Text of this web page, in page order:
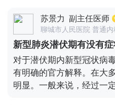
同，病情有所不同，有的
痰，畏寒怕冷或者胸闷、
去医院检查就诊，及时治疗
苏景力 副主任医师
聊城市人民医院 普通内
新型肺炎潜伏期有没有症
对于潜伏期内新型冠状病
有明确的官方解释。在大
明显。一般来说，经过一